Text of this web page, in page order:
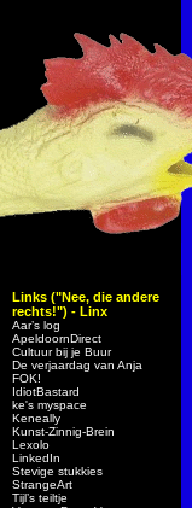
Links ("Nee, die andere
rechts!") - Linx
Aar’s log
ApeldoornDirect
Cultuur bij je Buur
De verjaardag van Anja
FOK!
IdiotBastard
ke's myspace
Keneally
Kunst-Zinnig-Brein
Lexolo
LinkedIn
Stevige stukkies
StrangeArt
Tijl’s teiltje